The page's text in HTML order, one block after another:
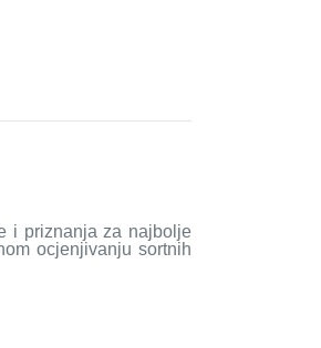
i priznanja za najbolje
ocjenjivanju sortnih